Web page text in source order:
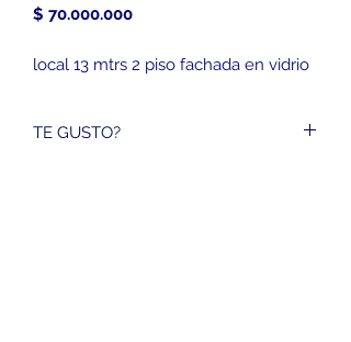
$ 70.000.000Precio
local 13 mtrs 2 piso fachada en vidrio
TE GUSTO?